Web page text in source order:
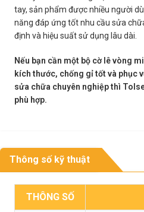
tay, sản phẩm được nhiều người
năng đáp ứng tốt nhu cầu sửa
định và hiệu suất sử dụng lâu dài.
Nếu bạn cần một bộ cờ lê vòng
kích thước, chống gỉ tốt và phục
sửa chữa chuyên nghiệp thì
phù hợp.
Thông số kỹ thuật
THÔNG SỐ